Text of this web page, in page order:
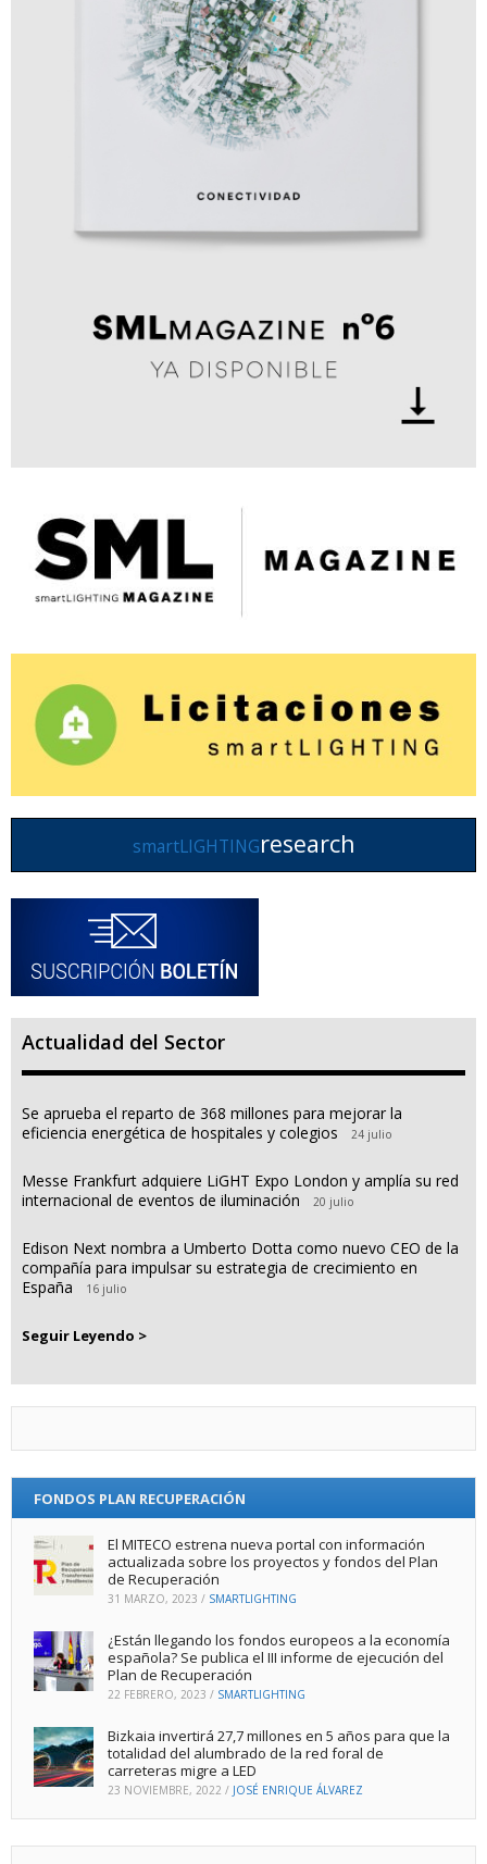
smartLIGHTINGresearch
Actualidad del Sector
Se aprueba el reparto de 368 millones para mejorar la
eficiencia energética de hospitales y colegios
24 julio
Messe Frankfurt adquiere LiGHT Expo London y amplía su red
internacional de eventos de iluminación
20 julio
Edison Next nombra a Umberto Dotta como nuevo CEO de la
compañía para impulsar su estrategia de crecimiento en
España
16 julio
Seguir Leyendo >
FONDOS PLAN RECUPERACIÓN
El MITECO estrena nueva portal con información
actualizada sobre los proyectos y fondos del Plan
de Recuperación
31 MARZO, 2023 / SMARTLIGHTING
¿Están llegando los fondos europeos a la economía
española? Se publica el III informe de ejecución del
Plan de Recuperación
22 FEBRERO, 2023 / SMARTLIGHTING
Bizkaia invertirá 27,7 millones en 5 años para que la
totalidad del alumbrado de la red foral de
carreteras migre a LED
23 NOVIEMBRE, 2022 / JOSÉ ENRIQUE ÁLVAREZ